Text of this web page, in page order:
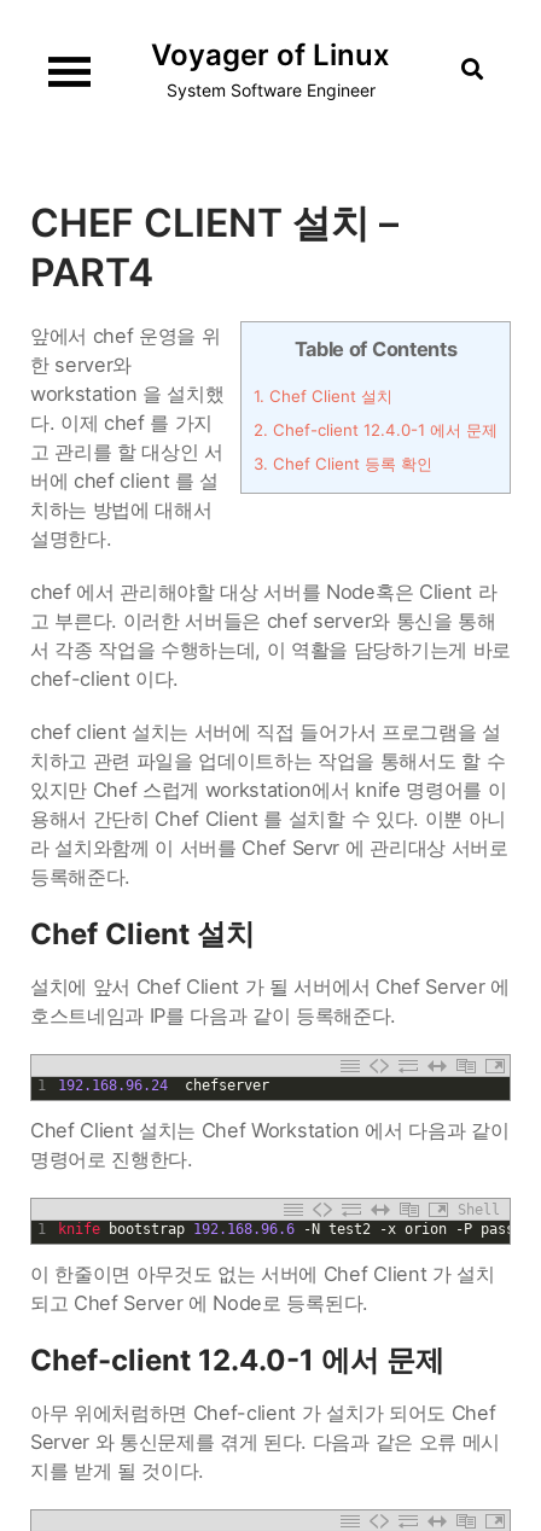
content
Voyager of Linux
System Software Engineer
CHEF CLIENT 설치 –
PART4
Table of Contents
1. Chef Client 설치
2. Chef-client 12.4.0-1 에서 문제
3. Chef Client 등록 확인
앞에서 chef 운영을 위
한 server와
workstation 을 설치했
다. 이제 chef 를 가지
고 관리를 할 대상인 서
버에 chef client 를 설
치하는 방법에 대해서
설명한다.
chef 에서 관리해야할 대상 서버를 Node혹은 Client 라
고 부른다. 이러한 서버들은 chef server와 통신을 통해
서 각종 작업을 수행하는데, 이 역활을 담당하기는게 바로
chef-client 이다.
chef client 설치는 서버에 직접 들어가서 프로그램을 설
치하고 관련 파일을 업데이트하는 작업을 통해서도 할 수
있지만 Chef 스럽게 workstation에서 knife 명령어를 이
용해서 간단히 Chef Client 를 설치할 수 있다. 이뿐 아니
라 설치와함께 이 서버를 Chef Servr 에 관리대상 서버로
등록해준다.
Chef Client 설치
설치에 앞서 Chef Client 가 될 서버에서 Chef Server 에
호스트네임과 IP를 다음과 같이 등록해준다.
1 192.168.96.24 chefserver
Chef Client 설치는 Chef Workstation 에서 다음과 같이
명령어로 진행한다.
Shell
1
knife bootstrap 192.168.96.6 - N test2 -x orion - P
이 한줄이면 아무것도 없는 서버에 Chef Client 가 설치
되고 Chef Server 에 Node로 등록된다.
Chef-client 12.4.0-1 에서 문제
아무 위에처럼하면 Chef-client 가 설치가 되어도 Chef
Server 와 통신문제를 겪게 된다. 다음과 같은 오류 메시
지를 받게 될 것이다.